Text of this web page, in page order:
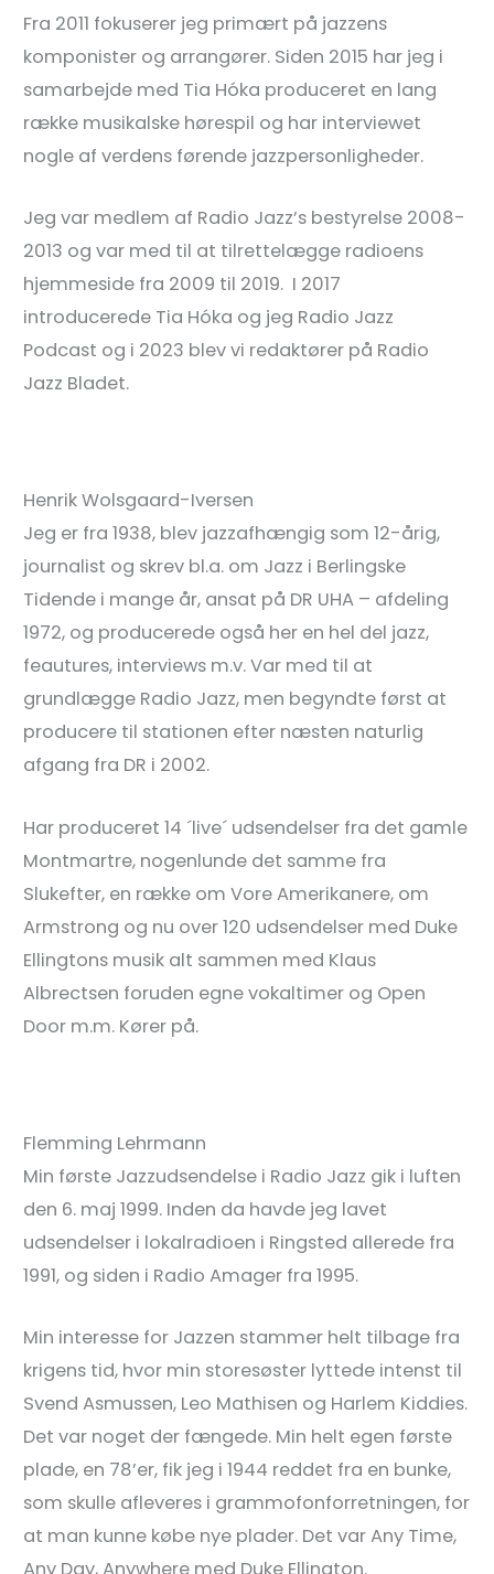
Fra 2011 fokuserer jeg primært på jazzens
komponister og arrangører. Siden 2015 har jeg i
samarbejde med Tia Hóka produceret en lang
række musikalske hørespil og har interviewet
nogle af verdens førende jazzpersonligheder.
Jeg var medlem af Radio Jazz’s bestyrelse 2008-
2013 og var med til at tilrettelægge radioens
hjemmeside fra 2009 til 2019. I 2017
introducerede Tia Hóka og jeg Radio Jazz
Podcast og i 2023 blev vi redaktører på Radio
Jazz Bladet.
Henrik Wolsgaard-Iversen
Jeg er fra 1938, blev jazzafhængig som 12-årig,
journalist og skrev bl.a. om Jazz i Berlingske
Tidende i mange år, ansat på DR UHA – afdeling
1972, og producerede også her en hel del jazz,
feautures, interviews m.v. Var med til at
grundlægge Radio Jazz, men begyndte først at
producere til stationen efter næsten naturlig
afgang fra DR i 2002.
Har produceret 14 ´live´ udsendelser fra det gamle
Montmartre, nogenlunde det samme fra
Slukefter, en række om Vore Amerikanere, om
Armstrong og nu over 120 udsendelser med Duke
Ellingtons musik alt sammen med Klaus
Albrectsen foruden egne vokaltimer og Open
Door m.m. Kører på.
Flemming Lehrmann
Min første Jazzudsendelse i Radio Jazz gik i luften
den 6. maj 1999. Inden da havde jeg lavet
udsendelser i lokalradioen i Ringsted allerede fra
1991, og siden i Radio Amager fra 1995.
Min interesse for Jazzen stammer helt tilbage fra
krigens tid, hvor min storesøster lyttede intenst til
Svend Asmussen, Leo Mathisen og Harlem Kiddies.
Det var noget der fængede. Min helt egen første
plade, en 78’er, fik jeg i 1944 reddet fra en bunke,
som skulle afleveres i grammofonforretningen, for
at man kunne købe nye plader. Det var Any Time,